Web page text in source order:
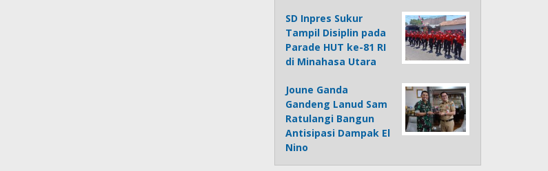
SD Inpres Sukur
Tampil Disiplin pada
Parade HUT ke-81 RI
di Minahasa Utara
Joune Ganda
Gandeng Lanud Sam
Ratulangi Bangun
Antisipasi Dampak El
Nino